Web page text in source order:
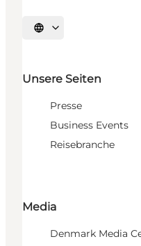
Sprache auswählen
Unsere Seiten
Presse
Business Events
Reisebranche
Media
Denmark Media